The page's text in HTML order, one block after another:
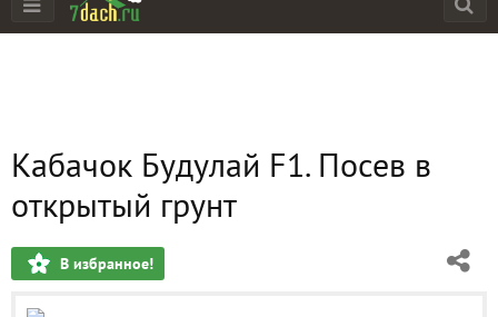
Кабачок Будулай F1. Посев в
открытый грунт
В избранное!